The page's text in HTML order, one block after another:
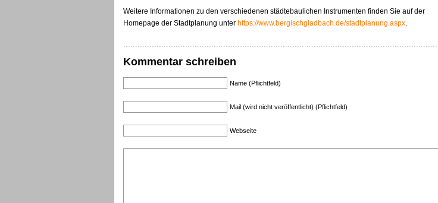
Weitere Informationen zu den verschiedenen städtebaulichen Instrumenten finden Sie auf der
Homepage der Stadtplanung unter https://www.bergischgladbach.de/stadtplanung.aspx.
Kommentar schreiben
Name (Pflichtfeld)
Mail (wird nicht veröffentlicht) (Pflichtfeld)
Webseite